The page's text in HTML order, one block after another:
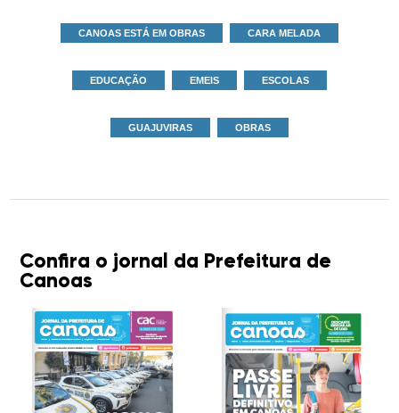
CANOAS ESTÁ EM OBRAS CARA MELADA
EDUCAÇÃO EMEIS ESCOLAS
GUAJUVIRAS OBRAS
Confira o jornal da Prefeitura de
Canoas